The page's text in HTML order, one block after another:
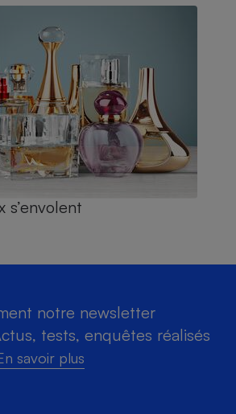
s’envolent
notre newsletter
tests, enquêtes réalisés
savoir plus